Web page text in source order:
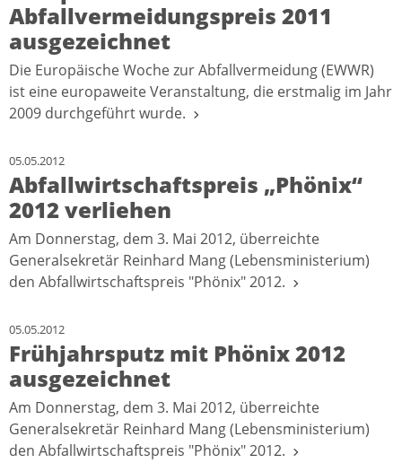
Abfallvermeidungspreis 2011
ausgezeichnet
Die Europäische Woche zur Abfallvermeidung (EWWR)
ist eine europaweite Veranstaltung, die erstmalig im Jahr
2009 durchgeführt wurde.
05.05.2012
Abfallwirtschaftspreis „Phönix“
2012 verliehen
Am Donnerstag, dem 3. Mai 2012, überreichte
Generalsekretär Reinhard Mang (Lebensministerium)
den Abfallwirtschaftspreis "Phönix" 2012.
05.05.2012
Frühjahrsputz mit Phönix 2012
ausgezeichnet
Am Donnerstag, dem 3. Mai 2012, überreichte
Generalsekretär Reinhard Mang (Lebensministerium)
den Abfallwirtschaftspreis "Phönix" 2012.